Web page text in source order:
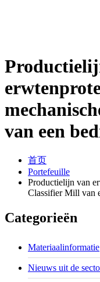
van een
首页
Portefeuille
Productielijn van
Classifier Mill van
Categorieën
Materiaalinformatie
Nieuws uit de